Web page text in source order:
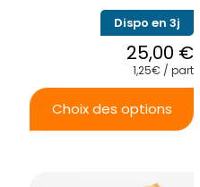
Dispo en 3j
25,00 €
1,25€ / part
Choix des options